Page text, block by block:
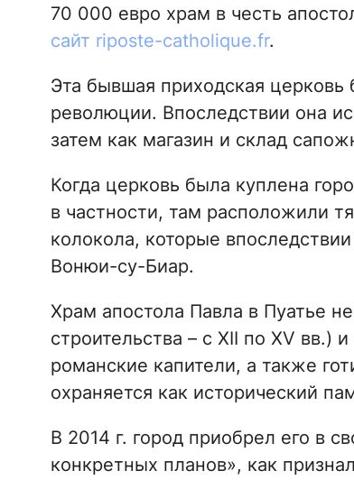
70 000 евро храм в честь
сайт riposte-catholique.fr.
Эта бывшая приходская
революции. Впоследствии она
затем как магазин и склад
Когда церковь была куплена
в частности, там расположили
колокола, которые
Вонюи-су-Биар.
Храм апостола Павла в Пуатье
строительства – с XII по XV вв.)
романские капители, а также
охраняется как исторический
В 2014 г. город приобрел его в
конкретных планов», как